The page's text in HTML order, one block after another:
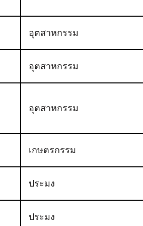
อุตสาหกรรม
อุตสาหกรรม
อุตสาหกรรม
เกษตรกรรม
ประมง
ประมง